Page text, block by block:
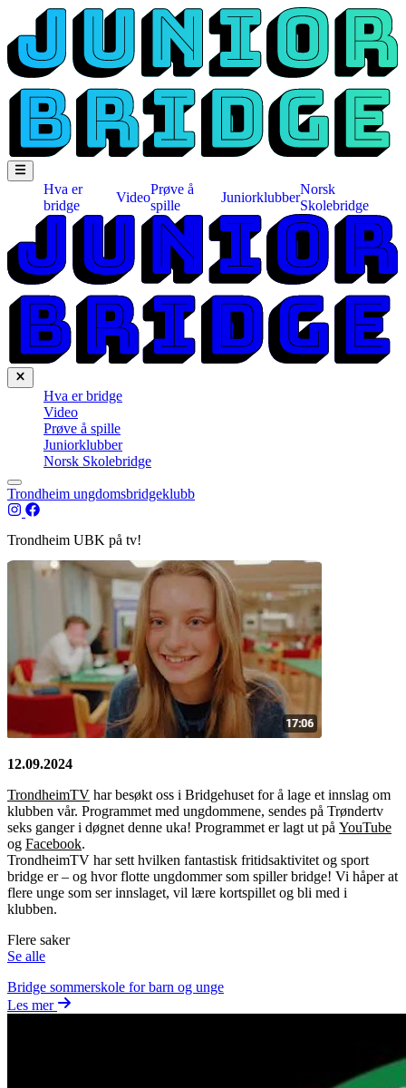
Hva er
bridge
Video
Prøve å
spille
Juniorklubber
Norsk
Skolebridge
Hva er bridge
Video
Prøve å spille
Juniorklubber
Norsk Skolebridge
Trondheim ungdomsbridgeklubb
Trondheim UBK på tv!
12.09.2024
TrondheimTV har besøkt oss i Bridgehuset for å lage et innslag om
klubben vår. Programmet med ungdommene, sendes på Trøndertv
seks ganger i døgnet denne uka! Programmet er lagt ut på YouTube
og Facebook.
TrondheimTV har sett hvilken fantastisk fritidsaktivitet og sport
bridge er – og hvor flotte ungdommer som spiller bridge! Vi håper at
flere unge som ser innslaget, vil lære kortspillet og bli med i
klubben.
Flere saker
Se alle
Bridge sommerskole for barn og unge
Les mer